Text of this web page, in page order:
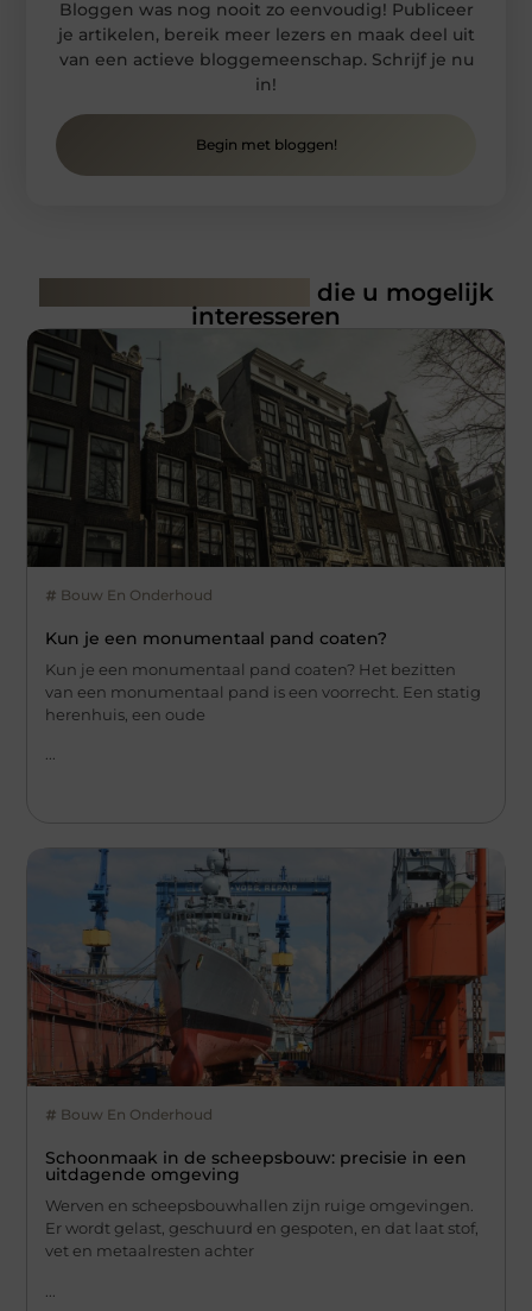
Bloggen was nog nooit zo eenvoudig! Publiceer
je artikelen, bereik meer lezers en maak deel uit
van een actieve bloggemeenschap. Schrijf je nu
in!
Begin met bloggen!
die u mogelijk
interesseren
Bouw En Onderhoud
Kun je een monumentaal pand coaten?
Kun je een monumentaal pand coaten? Het bezitten
van een monumentaal pand is een voorrecht. Een statig
herenhuis, een oude
...
Bouw En Onderhoud
Schoonmaak in de scheepsbouw: precisie in een
uitdagende omgeving
Werven en scheepsbouwhallen zijn ruige omgevingen.
Er wordt gelast, geschuurd en gespoten, en dat laat stof,
vet en metaalresten achter